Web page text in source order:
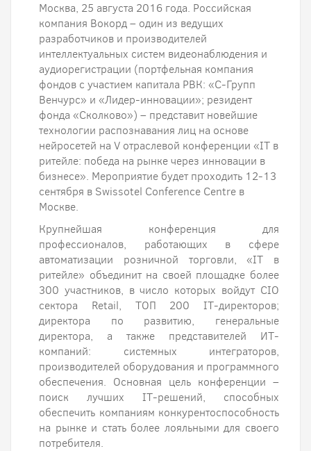
Москва, 25 августа 2016 года. Российская
компания Вокорд – один из ведущих
разработчиков и производителей
интеллектуальных систем видеонаблюдения и
аудиорегистрации (портфельная компания
фондов с участием капитала РВК: «С-Групп
Венчурс» и «Лидер-инновации»; резидент
фонда «Сколково») – представит новейшие
технологии распознавания лиц на основе
нейросетей на V отраслевой конференции «IT в
ритейле: победа на рынке через инновации в
бизнесе». Мероприятие будет проходить 12-13
сентября в Swissotel Conference Centre в
Москве.
Крупнейшая конференция для
профессионалов, работающих в сфере
автоматизации розничной торговли, «IT в
ритейле» объединит на своей площадке более
300 участников, в число которых войдут CIO
сектора Retail, ТОП 200 IT-директоров;
директора по развитию, генеральные
директора, а также представителей ИТ-
компаний: системных интеграторов,
производителей оборудования и программного
обеспечения. Основная цель конференции –
поиск лучших IT-решений, способных
обеспечить компаниям конкурентоспособность
на рынке и стать более лояльными для своего
потребителя.